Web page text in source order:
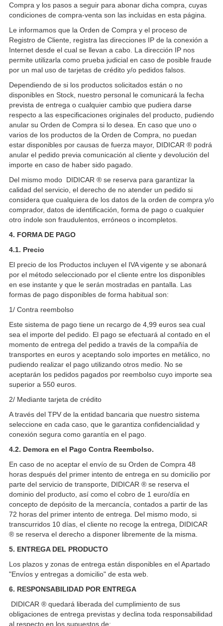
Compra y los pasos a seguir para abonar dicha compra, cuyas
condiciones de compra-venta son las incluidas en esta página.
Le informamos que la Orden de Compra y el proceso de
Registro de Cliente, registra las direcciones IP de la conexión a
Internet desde el cual se llevan a cabo. La dirección IP nos
permite utilizarla como prueba judicial en caso de posible fraude
por un mal uso de tarjetas de crédito y/o pedidos falsos.
Dependiendo de si los productos solicitados están o no
disponibles en Stock, nuestro personal le comunicará la fecha
prevista de entrega o cualquier cambio que pudiera darse
respecto a las especificaciones originales del producto, pudiendo
anular su Orden de Compra si lo desea. En caso que uno o
varios de los productos de la Orden de Compra, no puedan
estar disponibles por causas de fuerza mayor, DIDICAR ® podrá
anular el pedido previa comunicación al cliente y devolución del
importe en caso de haber sido pagado.
Del mismo modo DIDICAR ® se reserva para garantizar la
calidad del servicio, el derecho de no atender un pedido si
considera que cualquiera de los datos de la orden de compra y/o
comprador, datos de identificación, forma de pago o cualquier
otro índole son fraudulentos, erróneos o incompletos.
4. FORMA DE PAGO
4.1. Precio
El precio de los Productos incluyen el IVA vigente y se abonará
por el método seleccionado por el cliente entre los disponibles
en ese instante y que le serán mostradas en pantalla. Las
formas de pago disponibles de forma habitual son:
1/ Contra reembolso
Este sistema de pago tiene un recargo de 4,99 euros sea cual
sea el importe del pedido. El pago se efectuará al contado en el
momento de entrega del pedido a través de la compañía de
transportes en euros y aceptando solo importes en metálico, no
pudiendo realizar el pago utilizando otros medio. No se
aceptarán los pedidos pagados por reembolso cuyo importe sea
superior a 550 euros.
2/ Mediante tarjeta de crédito
A través del TPV de la entidad bancaria que nuestro sistema
seleccione en cada caso, que le garantiza confidencialidad y
conexión segura como garantía en el pago.
4.2. Demora en el Pago Contra Reembolso.
En caso de no aceptar el envío de su Orden de Compra 48
horas después del primer intento de entrega en su domicilio por
parte del servicio de transporte, DIDICAR ® se reserva el
dominio del producto, así como el cobro de 1 euro/día en
concepto de depósito de la mercancía, contados a partir de las
72 horas del primer intento de entrega. Del mismo modo, si
transcurridos 10 días, el cliente no recoge la entrega, DIDICAR
® se reserva el derecho a disponer libremente de la misma.
5. ENTREGA DEL PRODUCTO
Los plazos y zonas de entrega están disponibles en el Apartado
"Envíos y entregas a domicilio" de esta web.
6. RESPONSABILIDAD POR ENTREGA
DIDICAR ® quedará liberada del cumplimiento de sus
obligaciones de entrega previstas y declina toda responsabilidad
al respecto en los supuestos de: